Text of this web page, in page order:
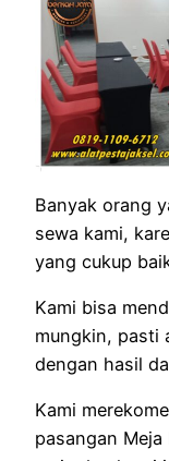
Banyak orang
sewa kami,
yang cukup
Kami bisa
mungkin, pasti
dengan hasil
Kami
pasangan